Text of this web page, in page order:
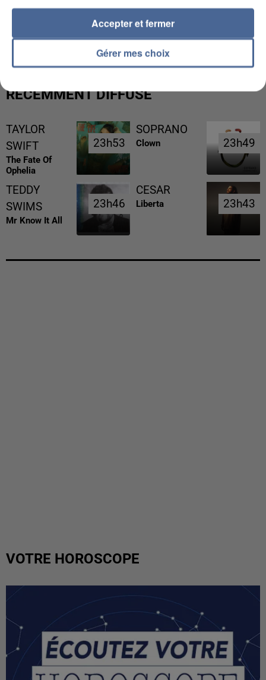
L’UN DES FONDATEURS SUPPOSÉS DE LA DZ
MAFIA INTERPELLÉ EN ALGÉRIE
RÉCEMMENT DIFFUSÉ
TAYLOR
SWIFT
The Fate Of
Ophelia
23h53
23h53
SOPRANO
Clown 23h49
23h49
TEDDY
SWIMS
Mr Know It All
23h46
23h46
CESAR
Liberta 23h43
23h43
VOTRE HOROSCOPE
Gérer mes choix
Accepter et fermer